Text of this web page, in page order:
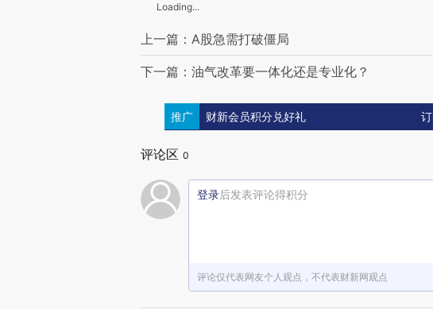
Loading...
上一篇：A股急需打破僵局
下一篇：油气改革要一体化还是专业化？
推广 财新会员积分兑好礼
评论区 0
登录后发表评论得积分
评论仅代表网友个人观点，不代表财新网观点